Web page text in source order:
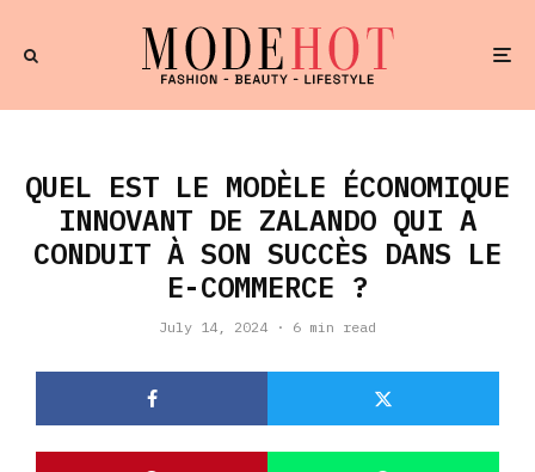
QUEL EST LE MODÈLE ÉCONOMIQUE
INNOVANT DE ZALANDO QUI A
CONDUIT À SON SUCCÈS DANS LE
E-COMMERCE ?
July 14, 2024 · 6 min read